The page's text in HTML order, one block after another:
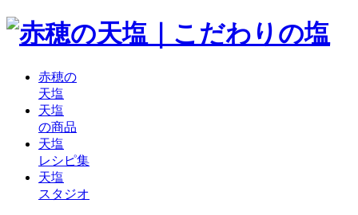
赤穂の
天塩
天塩
の商品
天塩
レシピ集
天塩
スタジオ